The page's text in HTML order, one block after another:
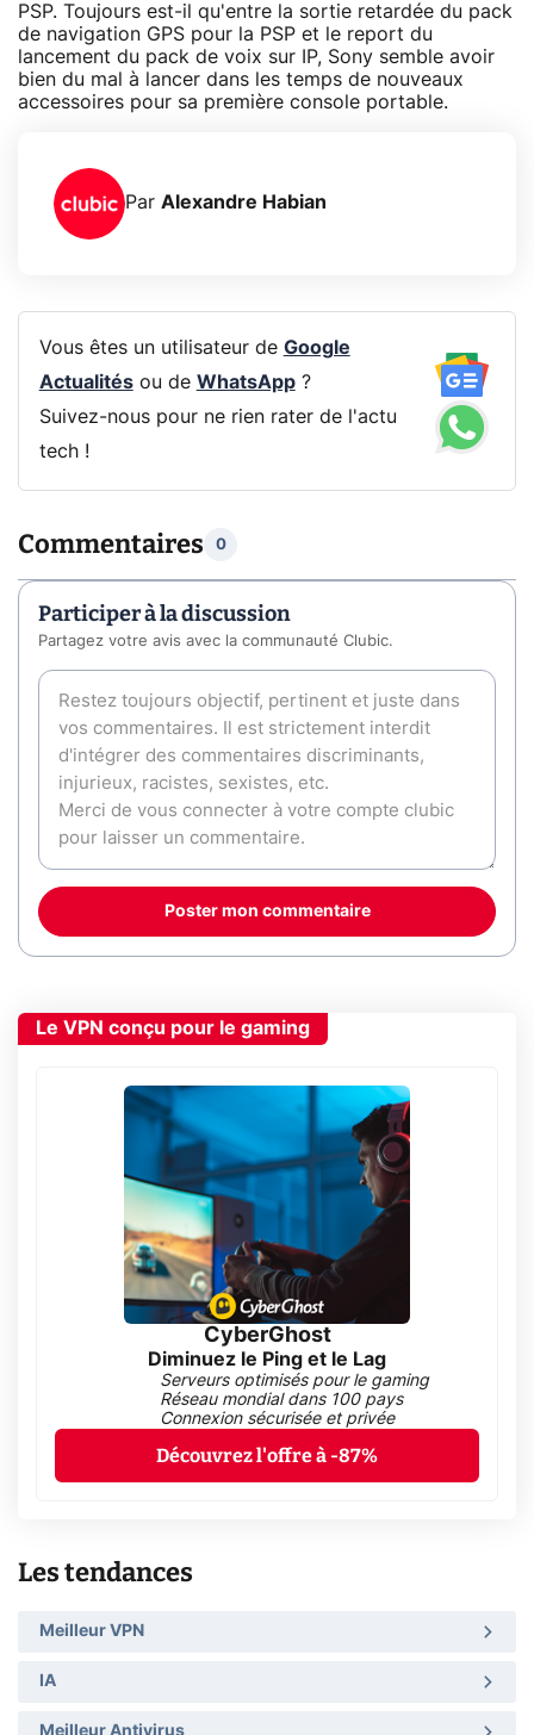
PSP. Toujours est-il qu'entre la sortie retardée du pack
de navigation GPS pour la PSP et le report du
lancement du pack de voix sur IP, Sony semble avoir
bien du mal à lancer dans les temps de nouveaux
accessoires pour sa première console portable.
Par Alexandre Habian
Vous êtes un utilisateur de Google
Actualitésou de WhatsApp?
Suivez-nous pour ne rien rater de l'actu
tech !
Commentaires 0
Participer à la discussion
Partagez votre avis avec la communauté Clubic.
Poster mon commentaire
Le VPN conçu pour le gaming
CyberGhost
Diminuez le Ping et le Lag
Serveurs optimisés pour le gaming
Réseau mondial dans 100 pays
Connexion sécurisée et privée
Découvrez l'offre à -87%
Les tendances
Meilleur VPN
IA
Meilleur Antivirus